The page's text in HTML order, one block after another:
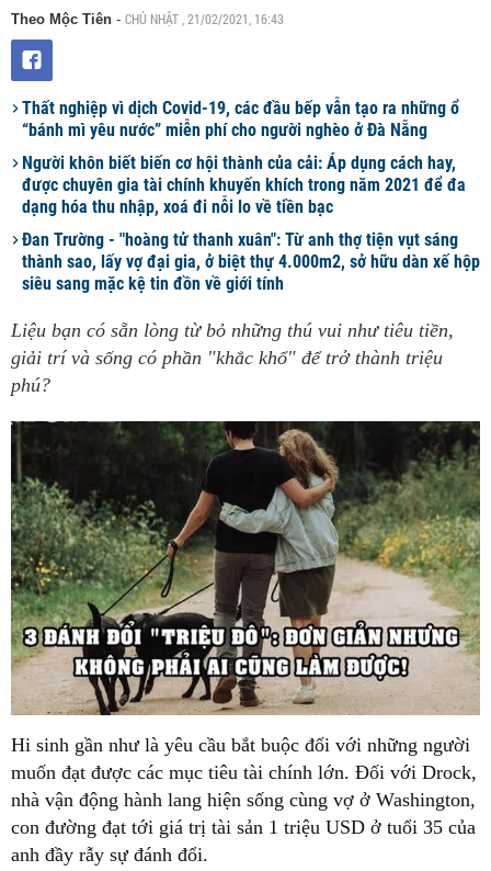
Theo Mộc Tiên - CHỦ NHẬT , 21/02/2021, 16:43
Thất nghiệp vì dịch Covid-19, các đầu bếp vẫn tạo ra những ổ
“bánh mì yêu nước” miễn phí cho người nghèo ở Đà Nẵng
Người khôn biết biến cơ hội thành của cải: Áp dụng cách hay,
được chuyên gia tài chính khuyến khích trong năm 2021 để đa
dạng hóa thu nhập, xoá đi nỗi lo về tiền bạc
Đan Trường - "hoàng tử thanh xuân": Từ anh thợ tiện vụt sáng
thành sao, lấy vợ đại gia, ở biệt thự 4.000m2, sở hữu dàn xế hộp
siêu sang mặc kệ tin đồn về giới tính
Liệu bạn có sẵn lòng từ bỏ những thú vui như tiêu tiền,
giải trí và sống có phần "khắc khổ" để trở thành triệu
phú?
Hi sinh gần như là yêu cầu bắt buộc đối với những người
muốn đạt được các mục tiêu tài chính lớn. Đối với Drock,
nhà vận động hành lang hiện sống cùng vợ ở Washington,
con đường đạt tới giá trị tài sản 1 triệu USD ở tuổi 35 của
anh đầy rẫy sự đánh đổi.